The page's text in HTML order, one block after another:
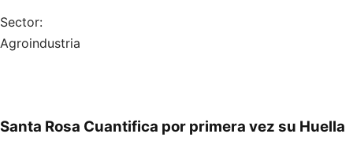
Sector:
Agroindustria
Santa Rosa Cuantifica por primera vez su Huella